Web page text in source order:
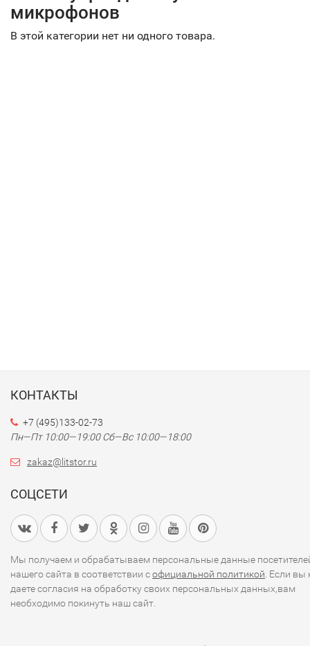
микрофонов
В этой категории нет ни одного товара.
КОНТАКТЫ
+7 (495)133-02-73
Пн—Пт 10:00—19:00 Сб—Вс 10:00—18:00
zakaz@litstor.ru
СОЦСЕТИ
Мы получаем и обрабатываем персональные данные
нашего сайта в соответствии софициальной политикой. Если вы
даете согласия на обработку своих персональных данных,вам
необходимо покинуть наш сайт.